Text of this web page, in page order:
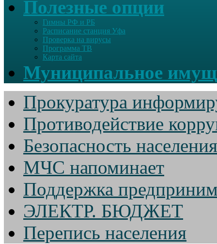
Полезные опции
Гимны РФ и РБ
Расписание станция Уфа
Проверка на вирусы
Программа ТВ
Карта сайта
Муниципальное
Прокуратура
Противодействие
Безопасность населения
МЧС напоминает
Поддержка
ЭЛЕКТР. БЮДЖЕТ
Перепись населения